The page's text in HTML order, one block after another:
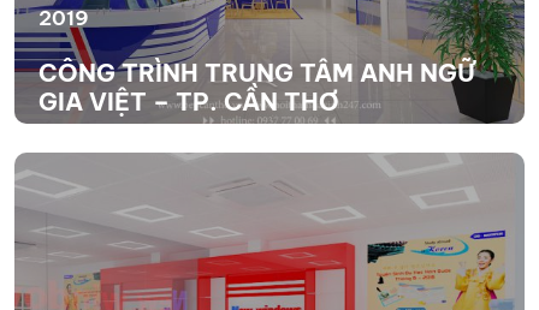
2019
CÔNG TRÌNH TRUNG TÂM ANH NGỮ
GIA VIỆT – TP. CẦN THƠ